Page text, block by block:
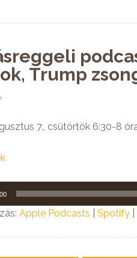
Trump
7., csütörtök 6:30-8
Apple Podcasts Spotify